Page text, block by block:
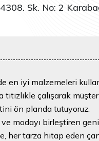
4308. Sk. No: 2
en iyi malzemeleri
titizlikle çalışarak
ön planda tutuyoruz.
ve modayı birleştiren
her tarza hitap eden